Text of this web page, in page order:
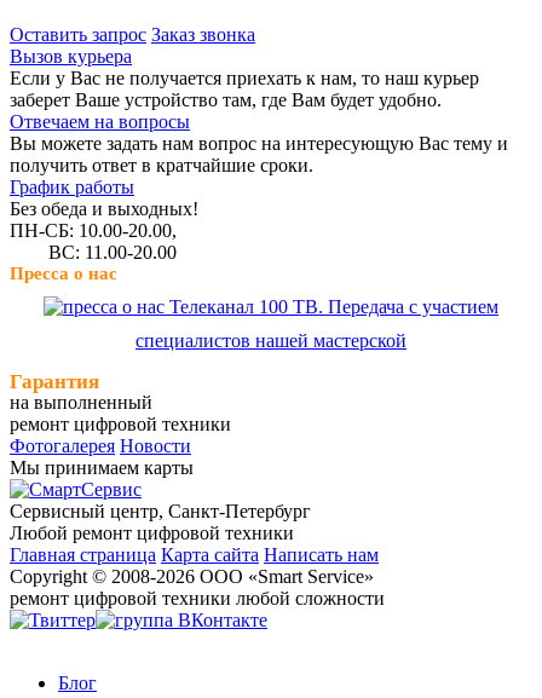
Оставить запрос Заказ звонка
Вызов курьера
Если у Вас не получается приехать к нам, то наш курьер
заберет Ваше устройство там, где Вам будет удобно.
Отвечаем на вопросы
Вы можете задать нам вопрос на интересующую Вас тему и
получить ответ в кратчайшие сроки.
График работы
Без обеда и выходных!
ПН-СБ: 10.00-20.00,
ВС: 11.00-20.00
Пресса о нас
Телеканал 100 ТВ. Передача с участием
специалистов нашей мастерской
Гарантия
на выполненный
ремонт цифровой техники
Фотогалерея Новости
Мы принимаем карты
Сервисный центр, Cанкт-Петербург
Любой ремонт цифровой техники
Главная страница Карта сайта Написать нам
Copyright © 2008-2026 ООО «Smart Service»
ремонт цифровой техники любой сложности
Блог